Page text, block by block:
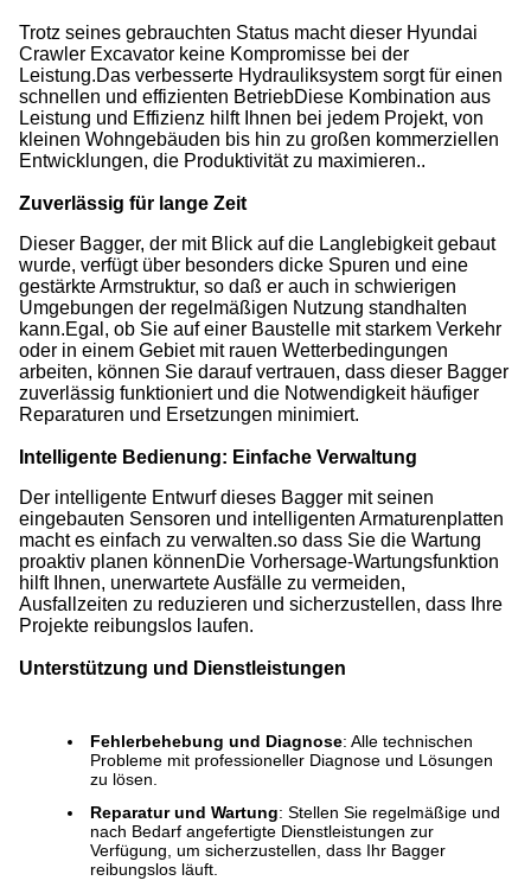
Trotz seines gebrauchten Status macht dieser Hyundai
Crawler Excavator keine Kompromisse bei der
Leistung.Das verbesserte Hydrauliksystem sorgt für einen
schnellen und effizienten BetriebDiese Kombination aus
Leistung und Effizienz hilft Ihnen bei jedem Projekt, von
kleinen Wohngebäuden bis hin zu großen kommerziellen
Entwicklungen, die Produktivität zu maximieren..
Zuverlässig für lange Zeit
Dieser Bagger, der mit Blick auf die Langlebigkeit gebaut
wurde, verfügt über besonders dicke Spuren und eine
gestärkte Armstruktur, so daß er auch in schwierigen
Umgebungen der regelmäßigen Nutzung standhalten
kann.Egal, ob Sie auf einer Baustelle mit starkem Verkehr
oder in einem Gebiet mit rauen Wetterbedingungen
arbeiten, können Sie darauf vertrauen, dass dieser Bagger
zuverlässig funktioniert und die Notwendigkeit häufiger
Reparaturen und Ersetzungen minimiert.
Intelligente Bedienung: Einfache Verwaltung
Der intelligente Entwurf dieses Bagger mit seinen
eingebauten Sensoren und intelligenten Armaturenplatten
macht es einfach zu verwalten.so dass Sie die Wartung
proaktiv planen könnenDie Vorhersage-Wartungsfunktion
hilft Ihnen, unerwartete Ausfälle zu vermeiden,
Ausfallzeiten zu reduzieren und sicherzustellen, dass Ihre
Projekte reibungslos laufen.
Unterstützung und Dienstleistungen
Fehlerbehebung und Diagnose: Alle technischen
Probleme mit professioneller Diagnose und Lösungen
zu lösen.
Reparatur und Wartung: Stellen Sie regelmäßige und
nach Bedarf angefertigte Dienstleistungen zur
Verfügung, um sicherzustellen, dass Ihr Bagger
reibungslos läuft.